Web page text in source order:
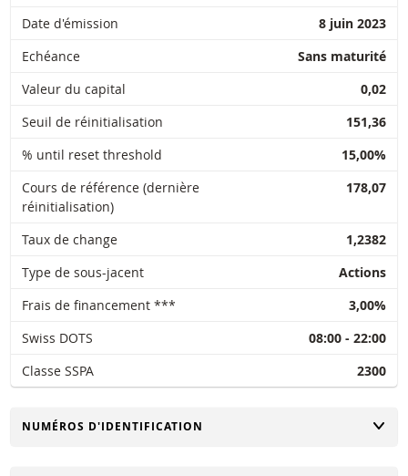
Restrike history xlsx
Date d'émission
8 juin 2023
Echéance
Sans maturité
Valeur du capital
0,02
Seuil de réinitialisation
151,36
% until reset threshold
15,00%
Cours de référence (dernière
réinitialisation)
178,07
Taux de change
1,2382
Type de sous-jacent
Actions
Frais de financement ***
3,00%
Swiss DOTS
08:00 - 22:00
Classe SSPA
2300
CHANGER
NUMÉROS D'IDENTIFICATION